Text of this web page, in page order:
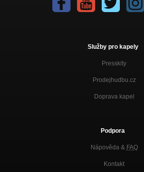
Služby pro kapely
Presskity
Prodejhudbu.cz
Doprava kapel
Podpora
Nápověda & FAQ
Kontakt